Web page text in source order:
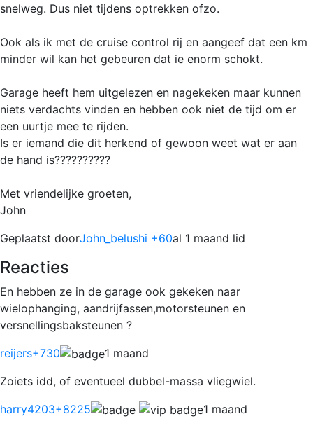
snelweg. Dus niet tijdens optrekken ofzo.
Ook als ik met de cruise control rij en aangeef dat een km
minder wil kan het gebeuren dat ie enorm schokt.
Garage heeft hem uitgelezen en nagekeken maar kunnen
niets verdachts vinden en hebben ook niet de tijd om er
een uurtje mee te rijden.
Is er iemand die dit herkend of gewoon weet wat er aan
de hand is??????????
Met vriendelijke groeten,
John
Geplaatst doorJohn_belushi +60al 1 maand lid
Reacties
En hebben ze in de garage ook gekeken naar
wielophanging, aandrijfassen,motorsteunen en
versnellingsbaksteunen ?
reijers+730
1 maand
Zoiets idd, of eventueel dubbel-massa vliegwiel.
harry4203+8225
1 maand